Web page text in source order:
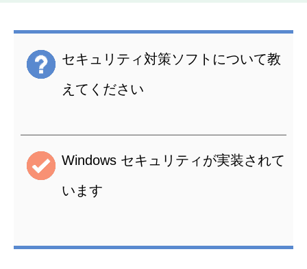
セキュリティ対策ソフトについて教
えてください
Windows セキュリティが実装されて
います